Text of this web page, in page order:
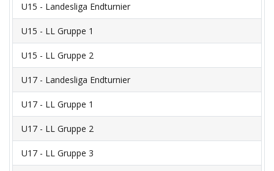
U15 - Landesliga Endturnier
U15 - LL Gruppe 1
U15 - LL Gruppe 2
U17 - Landesliga Endturnier
U17 - LL Gruppe 1
U17 - LL Gruppe 2
U17 - LL Gruppe 3